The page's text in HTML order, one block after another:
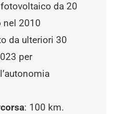
da 20
nel 2010
da ulteriori 30
per
: 100 km.